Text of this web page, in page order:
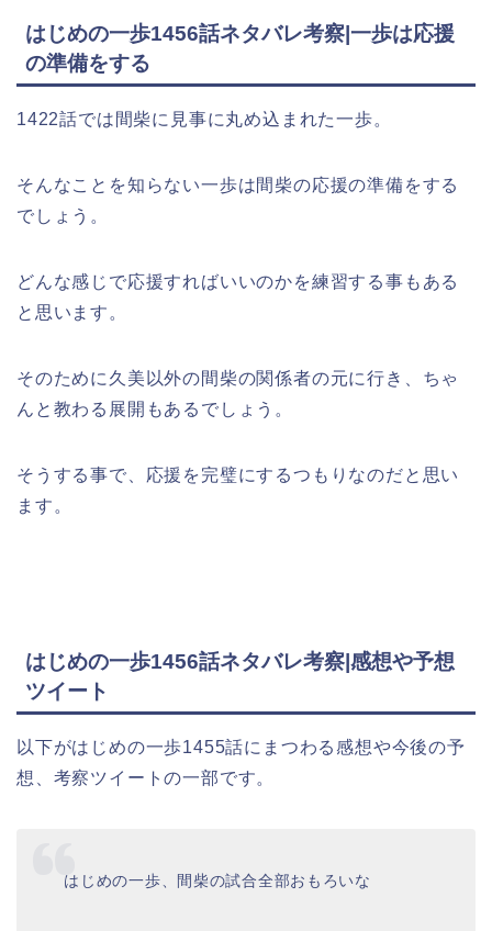
はじめの一歩1456話ネタバレ考察|一歩は応援
の準備をする
1422話では間柴に見事に丸め込まれた一歩。
そんなことを知らない一歩は間柴の応援の準備をする
でしょう。
どんな感じで応援すればいいのかを練習する事もある
と思います。
そのために久美以外の間柴の関係者の元に行き、ちゃ
んと教わる展開もあるでしょう。
そうする事で、応援を完璧にするつもりなのだと思い
ます。
はじめの一歩1456話ネタバレ考察|感想や予想
ツイート
以下がはじめの一歩1455話にまつわる感想や今後の予
想、考察ツイートの一部です。
はじめの一歩、間柴の試合全部おもろいな